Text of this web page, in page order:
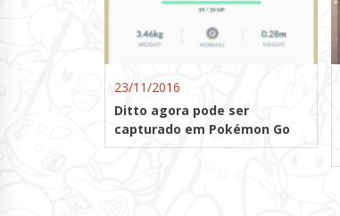
23/11/2016
Ditto agora pode ser
capturado em Pokémon Go